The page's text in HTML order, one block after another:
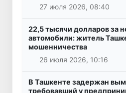
27 июля 2026, 08:40
22,5 тысячи долларов за
автомобили: житель
мошенничества
26 июля 2026, 10:16
В Ташкенте задержан
требовавший у